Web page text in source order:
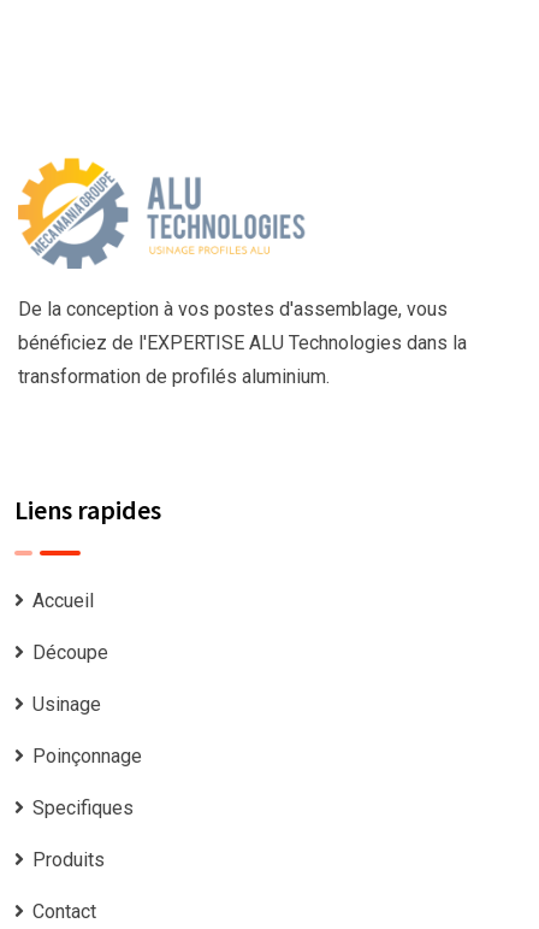
De la conception à vos postes d'assemblage, vous
bénéficiez de l'EXPERTISE ALU Technologies dans la
transformation de profilés aluminium.
Liens rapides
Accueil
Découpe
Usinage
Poinçonnage
Specifiques
Produits
Contact